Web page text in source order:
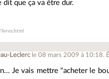
dit que ça va être dur.
Leclerc le 08 mars 2009 à 10:18.
Je vais mettre "acheter le